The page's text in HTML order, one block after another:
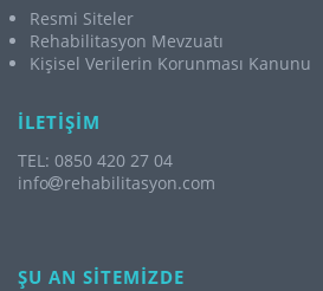
Resmi Siteler
Rehabilitasyon Mevzuatı
Kişisel Verilerin Korunması Kanunu
İLETİŞİM
TEL: 0850 420 27 04
info
rehabilitasyon.com
ŞU AN SİTEMİZDE